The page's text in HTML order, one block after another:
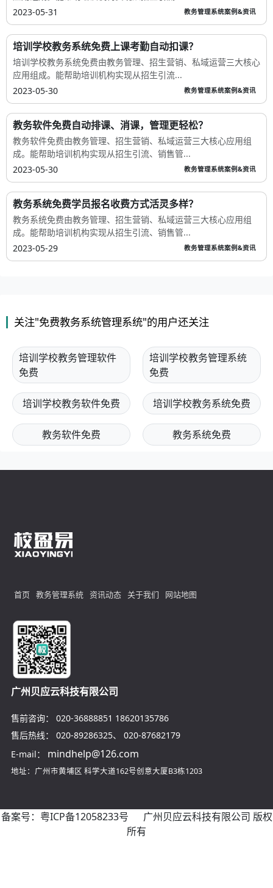
2023-05-31
教务管理系统案例&资讯
培训学校教务系统免费上课考勤自动扣课？
培训学校教务系统免费由教务管理、招生营销、私域运营三大核心
应用组成。能帮助培训机构实现从招生引流...
2023-05-30
教务管理系统案例&资讯
教务软件免费自动排课、消课，管理更轻松？
教务软件免费由教务管理、招生营销、私域运营三大核心应用组
成。能帮助培训机构实现从招生引流、销售管...
2023-05-30
教务管理系统案例&资讯
教务系统免费学员报名收费方式活灵多样？
教务系统免费由教务管理、招生营销、私域运营三大核心应用组
成。能帮助培训机构实现从招生引流、销售管...
2023-05-29
教务管理系统案例&资讯
关注"免费教务系统管理系统"的用户还关注
培训学校教务管理软件
免费
培训学校教务管理系统
免费
培训学校教务软件免费 培训学校教务系统免费
教务软件免费 教务系统免费
首页 教务管理系统 资讯动态 关于我们 网站地图
广州贝应云科技有限公司
售前咨询： 020-36888851 18620135786
售后热线：
020-89286325、 020-87682179
E-mail：
mindhelp@126.com
地址：广州市黄埔区 科学大道162号创意大厦B3栋1203
备案号： 粤ICP备12058233号 广州贝应云科技有限公司 版权
所有